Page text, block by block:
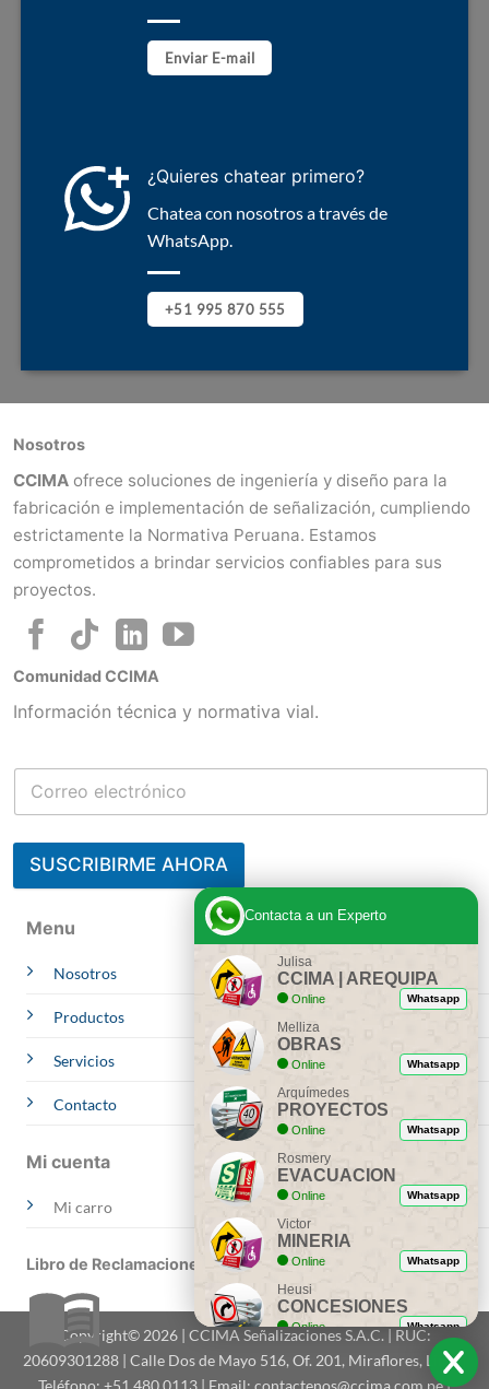
Enviar E-mail
¿Quieres chatear primero?
Chatea con nosotros a través de
WhatsApp.
+51 995 870 555
Nosotros
CCIMA ofrece soluciones de ingeniería y diseño para la
fabricación e implementación de señalización, cumpliendo
estrictamente la Normativa Peruana. Estamos
comprometidos a brindar servicios confiables para sus
proyectos.
Menu
Nosotros
Productos
Servicios
Contacto
Mi cuenta
Mi carro
Libro de Reclamaciones
Comunidad CCIMA
Información técnica y normativa vial.
SUSCRIBIRME AHORA
Copyright© 2026 | CCIMA Señalizaciones S.A.C. | RUC:
20609301288 | Calle Dos de Mayo 516, Of. 201, Miraflores, Lima |
Contacta a un Experto
Julisa
CCIMA | AREQUIPA
Online Whatsapp
Melliza
OBRAS
Online Whatsapp
Arquímedes
PROYECTOS
Online Whatsapp
Rosmery
EVACUACION
Online Whatsapp
Victor
MINERIA
Online Whatsapp
Heusi
CONCESIONES
Online Whatsapp
Ing. Dionicio
ASESORIA